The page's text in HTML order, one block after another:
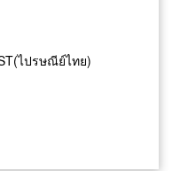
ไปรษณีย์ไทย)